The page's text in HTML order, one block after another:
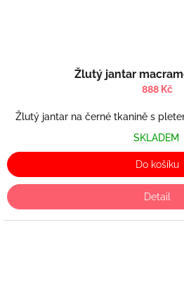
Žlutý jantar
888 Kč
Žlutý jantar na černé tkanině s
SKLADEM
Do košíku
Detail